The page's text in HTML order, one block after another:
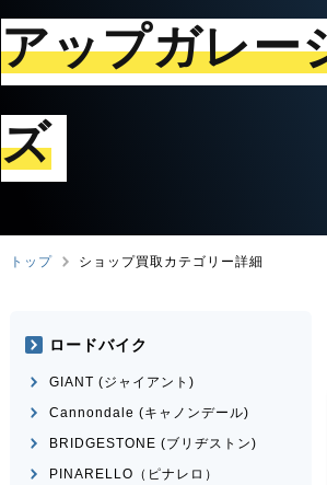
アップガレー
ズ
トップ ショップ買取カテゴリー詳細
ロードバイク
GIANT (ジャイアント)
Cannondale (キャノンデール)
BRIDGESTONE (ブリヂストン)
PINARELLO（ピナレロ）